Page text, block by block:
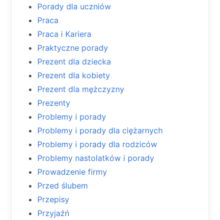
Porady dla uczniów
Praca
Praca i Kariera
Praktyczne porady
Prezent dla dziecka
Prezent dla kobiety
Prezent dla mężczyzny
Prezenty
Problemy i porady
Problemy i porady dla ciężarnych
Problemy i porady dla rodziców
Problemy nastolatków i porady
Prowadzenie firmy
Przed ślubem
Przepisy
Przyjaźń